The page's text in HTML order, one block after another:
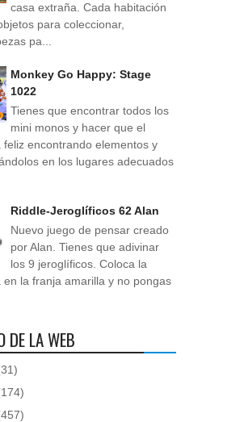
casa extraña. Cada habitación
para coleccionar,
pa...
Monkey Go Happy: Stage
1022
Tienes que encontrar todos los
mini monos y hacer que el
feliz encontrando elementos y
en los lugares adecuados
Riddle-Jeroglíficos 62 Alan
Nuevo juego de pensar creado
por Alan. Tienes que adivinar
los 9 jeroglíficos. Coloca la
en la franja amarilla y no pongas
DE LA WEB